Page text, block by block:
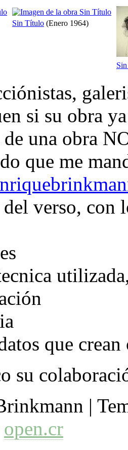
Sin Título (Enero 1964)
si su obra
una obra
que me
verso, con
que
su
|
open.cr